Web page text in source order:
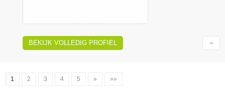
BEKIJK VOLLEDIG PROFIEL
1 2 3 4 5 » »»